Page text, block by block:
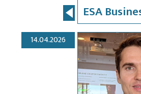
ESA
14.04.2026